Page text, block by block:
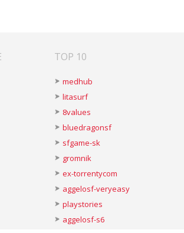
TOP 10
medhub
litasurf
8values
bluedragonsf
sfgame-sk
gromnik
ex-torrentycom
aggelosf-veryeasy
playstories
aggelosf-s6